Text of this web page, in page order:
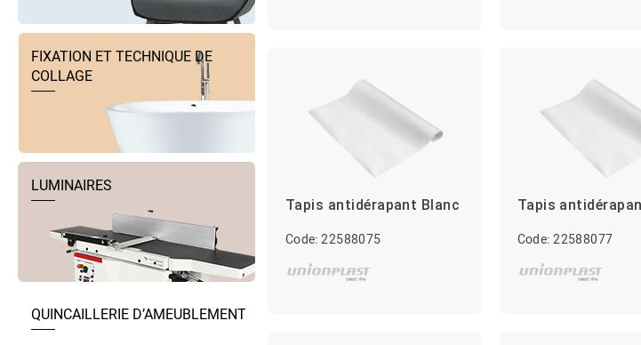
FIXATION ET TECHNIQUE DE
COLLAGE
LUMINAIRES
QUINCAILLERIE D’AMEUBLEMENT
Tapis antidérapant Blanc
Code: 22588075
Tapis
Code: 22588077